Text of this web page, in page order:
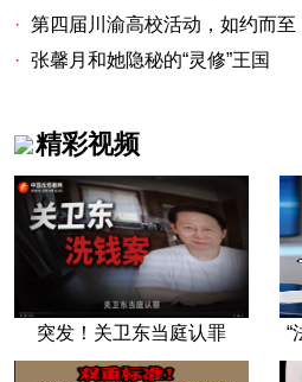
· 第四届川渝高校活动，如约而
· 张馨月和她隐秘的“灵修”王国
精彩视频
突发！关卫东当庭认罪 “